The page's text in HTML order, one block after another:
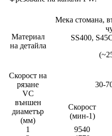
Материал
на детайла
Мека стомана,
SS400,
Скорост на
рязане
VC
30-
външен
диаметър
(мм)
Скорост
(мин-1)
1
9540